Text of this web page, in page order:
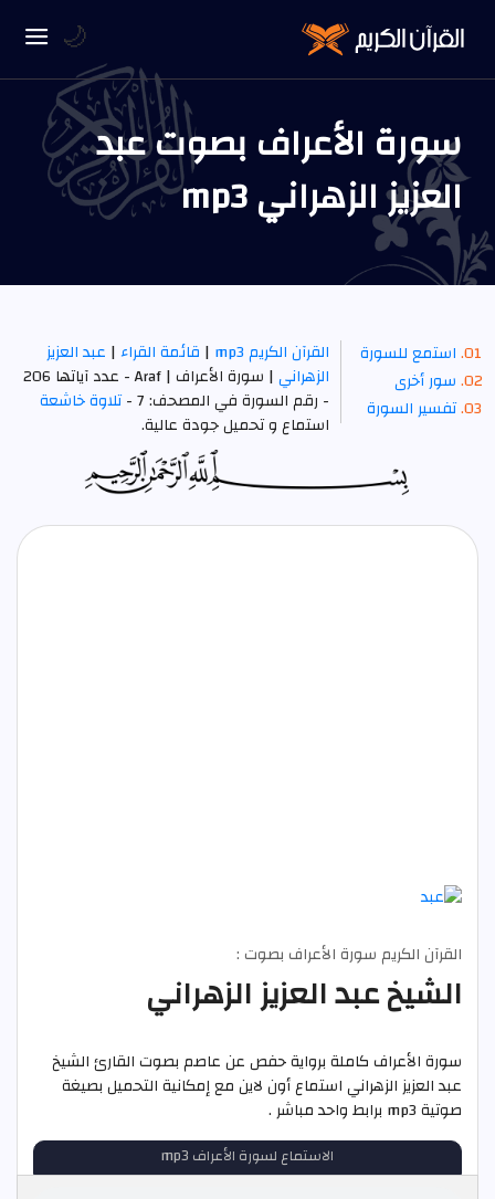
سورة الأعراف بصوت عبد
العزيز الزهراني mp3
استمع للسورة
سور أخرى
تفسير السورة
القرآن الكريم mp3 | قائمة القراء| عبد العزيز
الزهراني
| سورة الأعراف | Araf - عدد آياتها 206
- رقم السورة في المصحف: 7 -
تلاوة خاشعة
استماع و تحميل جودة عالية.
القرآن الكريم سورة الأعراف بصوت :
الشيخ عبد العزيز الزهراني
سورة الأعراف كاملة برواية حفص عن عاصم بصوت القارئ الشيخ
عبد العزيز الزهراني استماع أون لاين مع إمكانية التحميل بصيغة
صوتية mp3 برابط واحد مباشر .
الاستماع لسورة الأعراف mp3
🌙